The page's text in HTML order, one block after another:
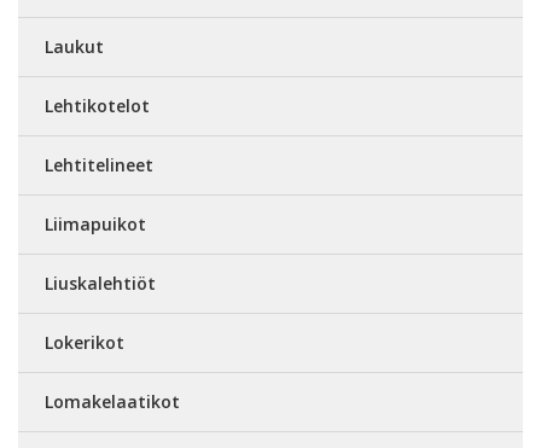
Laukut
Lehtikotelot
Lehtitelineet
Liimapuikot
Liuskalehtiöt
Lokerikot
Lomakelaatikot